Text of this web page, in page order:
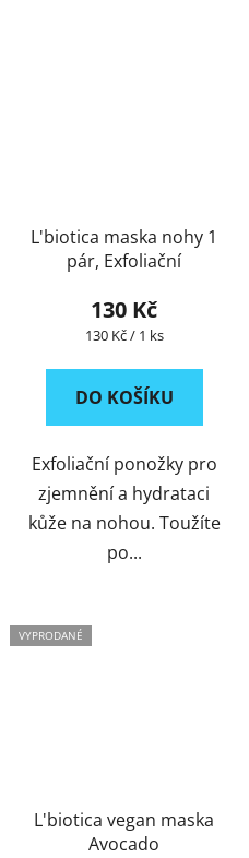
L'biotica maska nohy 1
pár, Exfoliační
130 Kč
Měrná
130 Kč / 1 ks
DO KOŠÍKU
Exfoliační ponožky pro
zjemnění a hydrataci
kůže na nohou. Toužíte
po...
VYPRODANÉ
L'biotica vegan maska
Avocado